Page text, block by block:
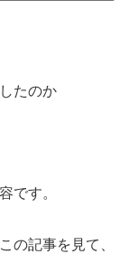
たのか
です。
の記事を見て、